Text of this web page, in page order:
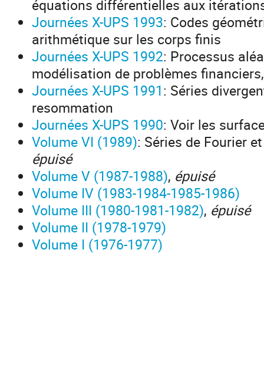
équations différentielles aux
Journées X-UPS 1993: Codes
arithmétique sur les corps finis
Journées X-UPS 1992: Processus
modélisation de problèmes
Journées X-UPS 1991: Séries
resommation
Journées X-UPS 1990: Voir les
Volume VI (1989): Séries de Fourier
épuisé
Volume V (1987-1988), épuisé
Volume IV (1983-1984-1985-1986)
Volume III (1980-1981-1982), épuisé
Volume II (1978-1979)
Volume I (1976-1977)